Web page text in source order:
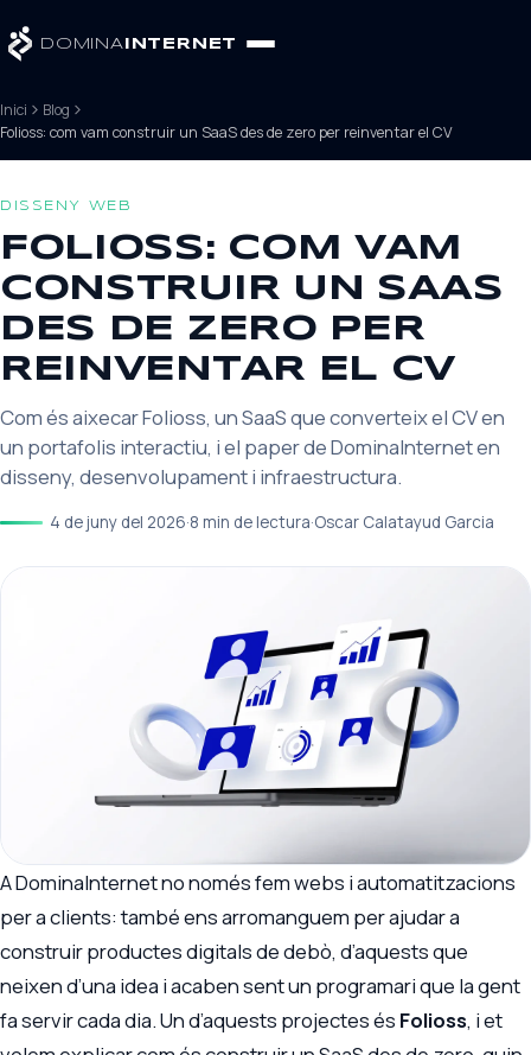
DOMINA INTERNET
Inici
Blog
Folioss: com vam construir un SaaS des de zero per reinventar el CV
DISSENY WEB
FOLIOSS: COM VAM
CONSTRUIR UN SAAS
DES DE ZERO PER
REINVENTAR EL CV
Com és aixecar Folioss, un SaaS que converteix el CV en
un portafolis interactiu, i el paper de DominaInternet en
disseny, desenvolupament i infraestructura.
4 de juny del 2026·8 min de lectura·Oscar Calatayud Garcia
A DominaInternet no només fem webs i automatitzacions
per a clients: també ens arromanguem per ajudar a
construir productes digitals de debò, d’aquests que
neixen d’una idea i acaben sent un programari que la gent
fa servir cada dia. Un d’aquests projectes és Folioss, i et